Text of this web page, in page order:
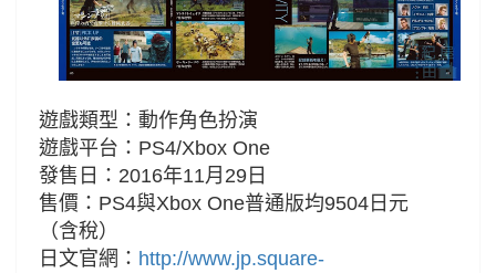
遊戲類型：動作角色扮演
遊戲平台：PS4/Xbox One
發售日：2016年11月29日
售價：PS4與Xbox One普通版均9504 日元
（含稅）
日文官網： http://www.jp.square-